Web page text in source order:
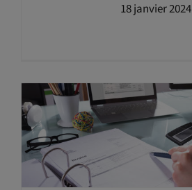
18 janvier 2024